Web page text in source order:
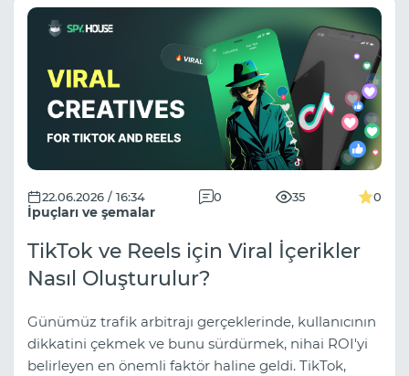
İpuçları ve şemalar
22.06.2026 / 16:34 0 35 0
TikTok ve Reels için Viral İçerikler
Nasıl Oluşturulur?
Günümüz trafik arbitrajı gerçeklerinde, kullanıcının
dikkatini çekmek ve bunu sürdürmek, nihai ROI'yi
belirleyen en önemli faktör haline geldi. TikTok,